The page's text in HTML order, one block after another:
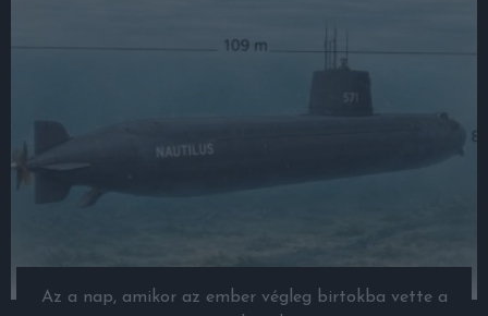
Az a nap, amikor az ember végleg birtokba vette a